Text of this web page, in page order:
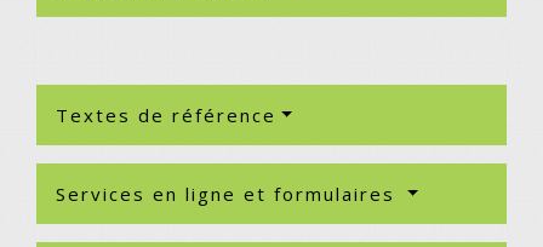
Textes de référence
Services en ligne et formulaires